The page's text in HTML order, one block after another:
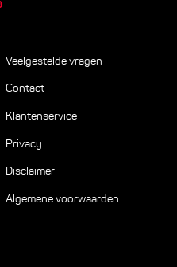
Veelgestelde vragen
Contact
Klantenservice
Privacy
Disclaimer
Algemene voorwaarden